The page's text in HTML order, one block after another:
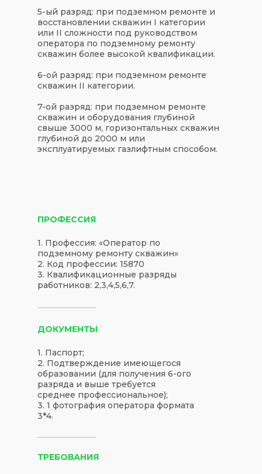
5-ый разряд: при подземном ремонте и
восстановлении скважин I категории
или II сложности под руководством
оператора по подземному ремонту
скважин более высокой квалификации.
6-ой разряд: при подземном ремонте
скважин II категории.
7-ой разряд: при подземном ремонте
скважин и оборудования глубиной
свыше 3000 м, горизонтальных скважин
глубиной до 2000 м или
эксплуатируемых газлифтным способом.
ПРОФЕССИЯ
ДОКУМЕНТЫ
ТРЕБОВАНИЯ
1. Профессия: «Оператор по
подземному ремонту скважин»
2. Код профессии: 15870
3. Квалификационные разряды
работников: 2,3,4,5,6,7.
1. Паспорт;
2. Подтверждение имеющегося
образовании (для получения 6-ого
разряда и выше требуется
среднее профессиональное);
3. 1 фотография оператора формата
3*4.